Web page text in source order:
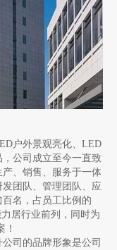
户外景观亮化、LED
公司成立至今一直致
、销售、服务于一体
团队、管理团队、应
名，占员工比例的
居行业前列，同时为
司的品牌形象是公司